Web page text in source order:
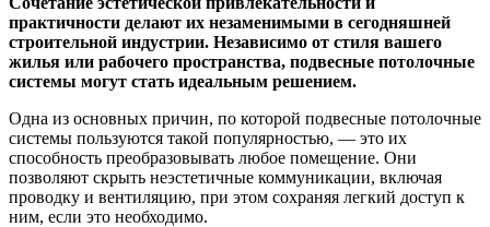
практичности делают их незаменимыми в сегодняшней
строительной индустрии. Независимо от стиля вашего
жилья или рабочего пространства, подвесные потолочные
системы могут стать идеальным решением.
Одна из основных причин, по которой подвесные потолочные
системы пользуются такой популярностью, — это их
способность преобразовывать любое помещение. Они
позволяют скрыть неэстетичные коммуникации, включая
проводку и вентиляцию, при этом сохраняя легкий доступ к
ним, если это необходимо.